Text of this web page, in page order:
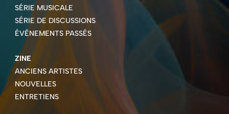
SÉRIE MUSICALE
SÉRIE DE DISCUSSIONS
ÉVÉNEMENTS PASSÉS
ZINE
ANCIENS ARTISTES
NOUVELLES
ENTRETIENS